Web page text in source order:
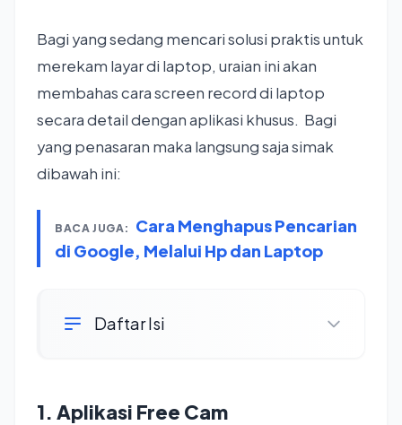
Bagi yang sedang mencari solusi praktis untuk
merekam layar di laptop, uraian ini akan
membahas cara screen record di laptop
secara detail dengan aplikasi khusus. Bagi
yang penasaran maka langsung saja simak
dibawah ini:
BACA JUGA:
Cara Menghapus Pencarian
di Google, Melalui Hp dan Laptop
Daftar Isi
1. Aplikasi Free Cam